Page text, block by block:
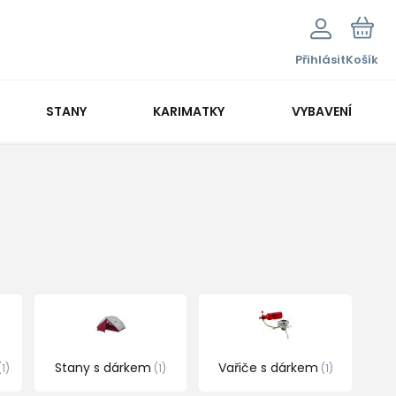
PřihlásitKošík
STANY KARIMATKY VYBAVENÍ
1 Stany s dárkem 1 Vařiče s dárkem 1